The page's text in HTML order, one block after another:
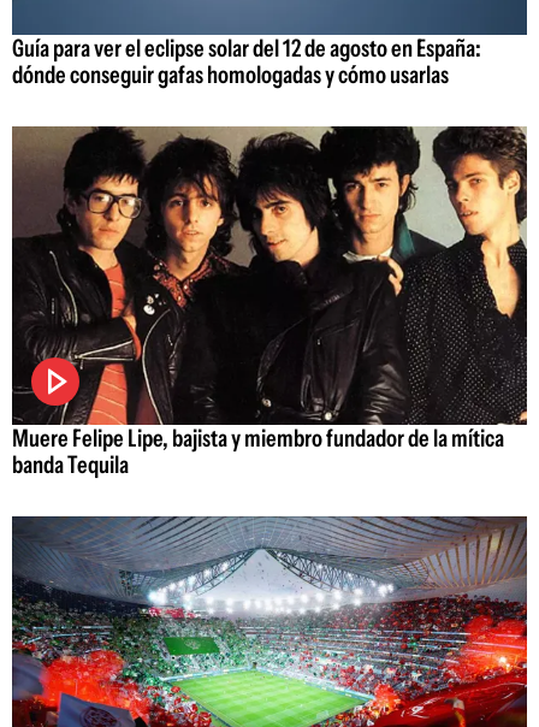
Guía para ver el eclipse solar del 12 de agosto en España:
dónde conseguir gafas homologadas y cómo usarlas
Muere Felipe Lipe, bajista y miembro fundador de la mítica
banda Tequila